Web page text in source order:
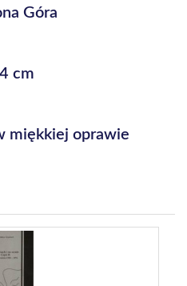
Góra
cm
miękkiej oprawie